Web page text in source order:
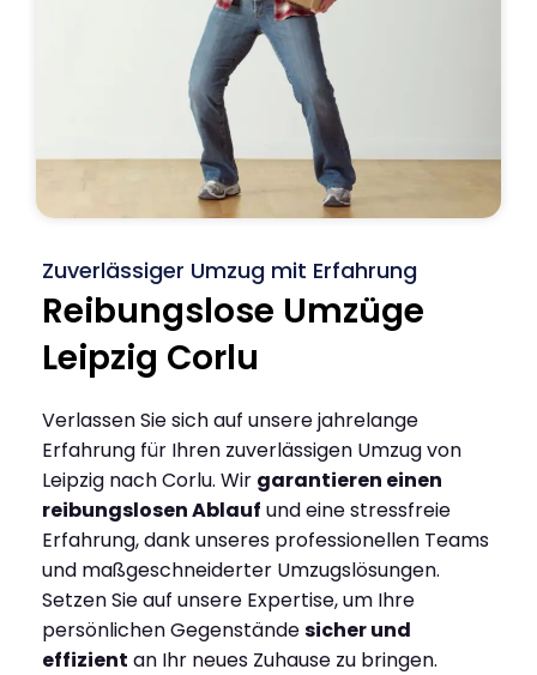
Zuverlässiger Umzug mit Erfahrung
Reibungslose Umzüge
Leipzig Corlu
Verlassen Sie sich auf unsere jahrelange
Erfahrung für Ihren zuverlässigen Umzug von
Leipzig nach Corlu. Wir garantieren einen
reibungslosen Ablauf und eine stressfreie
Erfahrung, dank unseres professionellen Teams
und maßgeschneiderter Umzugslösungen.
Setzen Sie auf unsere Expertise, um Ihre
persönlichen Gegenständesicher und
effizient an Ihr neues Zuhause zu bringen.